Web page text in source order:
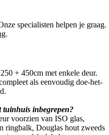
specialisten helpen je graag.
.
+ 450cm met enkele deur.
als eenvoudig doe-het-
tuinhuis inbegrepen?
voorzien van ISO glas,
ringbalk, Douglas hout zweeds